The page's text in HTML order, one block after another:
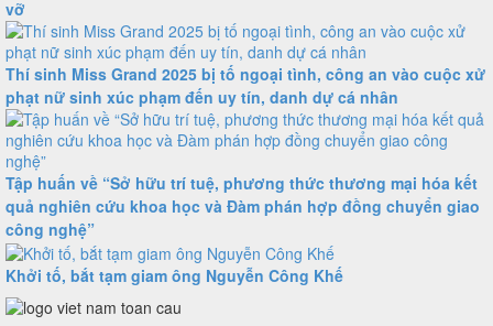
vỡ
Thí sinh Miss Grand 2025 bị tố ngoại tình, công an vào cuộc xử
phạt nữ sinh xúc phạm đến uy tín, danh dự cá nhân
Tập huấn về “Sở hữu trí tuệ, phương thức thương mại hóa kết
quả nghiên cứu khoa học và Đàm phán hợp đồng chuyển giao
công nghệ”
Khởi tố, bắt tạm giam ông Nguyễn Công Khế